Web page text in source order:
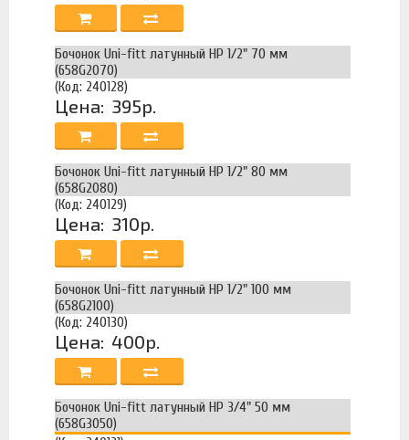
Бочонок Uni-fitt латунный НР 1/2" 70 мм
(658G2070)
(Код: 240128)
Цена: 395р.
Бочонок Uni-fitt латунный НР 1/2" 80 мм
(658G2080)
(Код: 240129)
Цена: 310р.
Бочонок Uni-fitt латунный НР 1/2" 100 мм
(658G2100)
(Код: 240130)
Цена: 400р.
Бочонок Uni-fitt латунный НР 3/4" 50 мм
(658G3050)